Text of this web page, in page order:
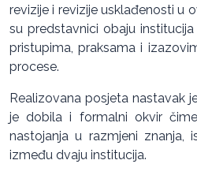
revizije i revizije usklađenosti u
su predstavnici obaju
pristupima, praksama i
procese.
Realizovana posjeta nastavak
je dobila i formalni okvir
nastojanja u razmjeni znanja,
između dvaju institucija.